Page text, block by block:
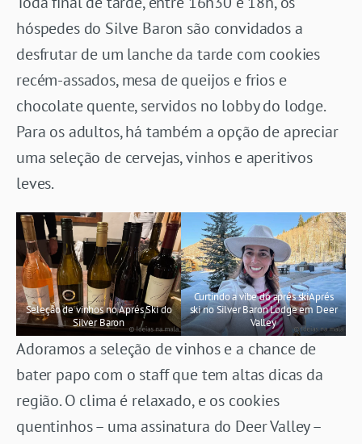
hóspedes do Silve Baron são convidados a
desfrutar de um lanche da tarde com cookies
recém-assados, mesa de queijos e frios e
chocolate quente, servidos no lobby do lodge.
Para os adultos, há também a opção de apreciar
uma seleção de cervejas, vinhos e aperitivos
leves.
Seleção de vinhos no Aprés Ski do
Silver Baron
Curtindo a vibe do aprés skiAprés
ski no Silver Baron Lodge em Deer
Valley
Adoramos a seleção de vinhos e a chance de
bater papo com o staff que tem altas dicas da
região. O clima é relaxado, e os cookies
quentinhos – uma assinatura do Deer Valley –